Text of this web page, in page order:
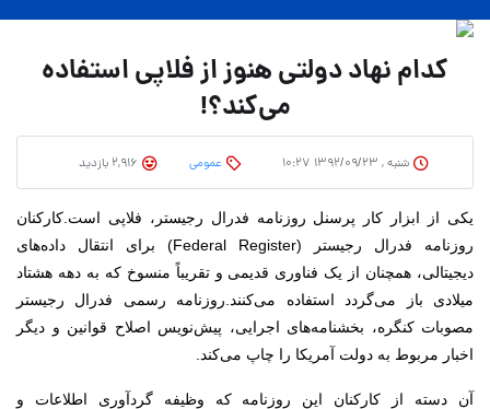
کدام نهاد دولتی هنوز از فلاپی استفاده
می‌کند؟!
شنبه , ۱۳۹۲/۰۹/۲۳ ۱۰:۲۷ عمومی
یکی از ابزار کار پرسنل روزنامه فدرال رجیستر، فلاپی است. کارکنان
روزنامه فدرال رجیستر (Federal Register) برای انتقال داده‌های
دیجیتالی، همچنان از یک فناوری قدیمی و تقریباً منسوخ که به دهه هشتاد
میلادی باز می‌گردد استفاده می‌کنند. روزنامه رسمی فدرال رجیستر
مصوبات کنگره، بخشنامه‌های اجرایی، پیش‌نویس اصلاح قوانین و دیگر
اخبار مربوط به دولت آمریکا را چاپ می‌کند.
آن دسته از کارکنان این روزنامه که وظیفه گردآوری اطلاعات و